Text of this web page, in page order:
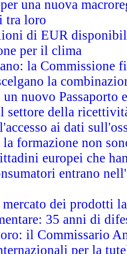
una nuova
tra loro
di EUR
per il clima
la Commissione
la
un nuovo Passaporto
settore della
ai dati
formazione non
europei che
entrano
mercato dei prodotti
35 anni di
il Commissario
per la